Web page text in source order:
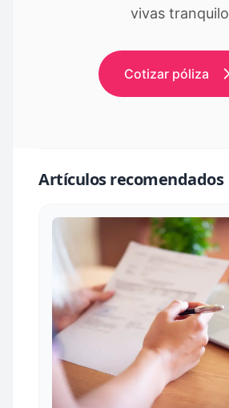
vivas tranquilo
Cotizar póliza
Artículos recomendados